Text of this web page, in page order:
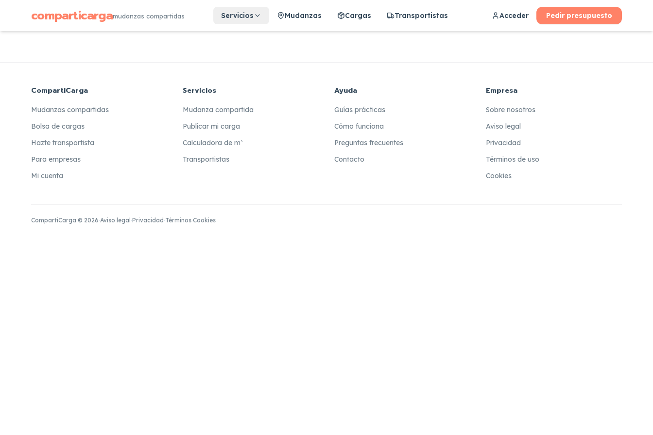
comparticargamudanzas compartidas Servicios Mudanzas Cargas Transportistas Acceder Pedir presupuesto
CompartiCarga
Mudanzas compartidas
Bolsa de cargas
Hazte transportista
Para empresas
Mi cuenta
Servicios
Mudanza compartida
Publicar mi carga
Calculadora de m³
Transportistas
Ayuda
Guías prácticas
Cómo funciona
Preguntas frecuentes
Contacto
Empresa
Sobre nosotros
Aviso legal
Privacidad
Términos de uso
Cookies
CompartiCarga © 2026·Aviso legal ·Privacidad ·Términos·Cookies